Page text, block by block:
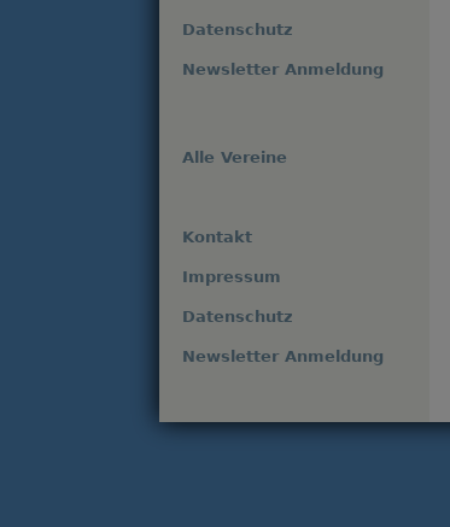
Datenschutz
Newsletter Anmeldung
Alle Vereine
Kontakt
Impressum
Datenschutz
Newsletter Anmeldung